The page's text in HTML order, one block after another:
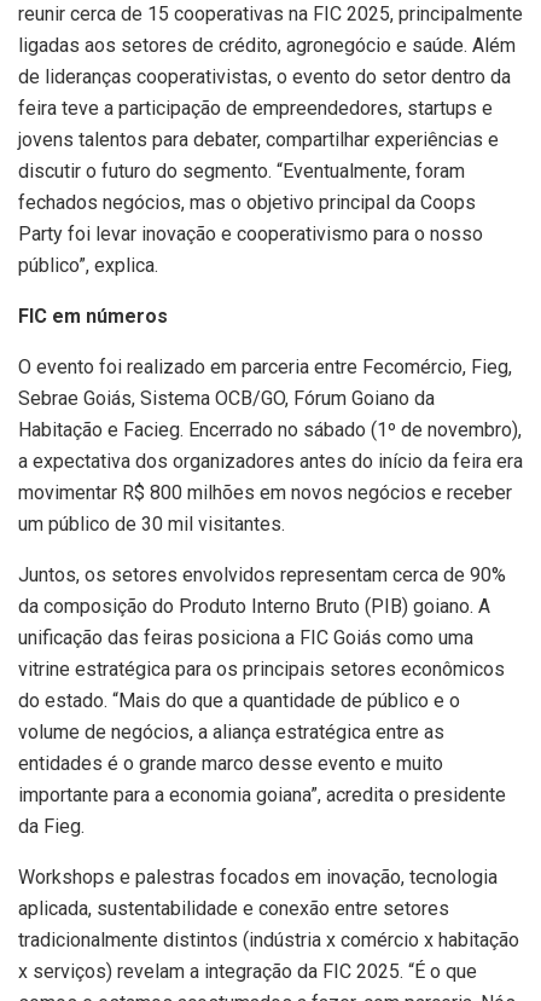
reunir cerca de 15 cooperativas na FIC 2025, principalmente
ligadas aos setores de crédito, agronegócio e saúde. Além
de lideranças cooperativistas, o evento do setor dentro da
feira teve a participação de empreendedores, startups e
jovens talentos para debater, compartilhar experiências e
discutir o futuro do segmento. “Eventualmente, foram
fechados negócios, mas o objetivo principal da Coops
Party foi levar inovação e cooperativismo para o nosso
público”, explica.
FIC em números
O evento foi realizado em parceria entre Fecomércio, Fieg,
Sebrae Goiás, Sistema OCB/GO, Fórum Goiano da
Habitação e Facieg. Encerrado no sábado (1º de novembro),
a expectativa dos organizadores antes do início da feira era
movimentar R$ 800 milhões em novos negócios e receber
um público de 30 mil visitantes.
Juntos, os setores envolvidos representam cerca de 90%
da composição do Produto Interno Bruto (PIB) goiano. A
unificação das feiras posiciona a FIC Goiás como uma
vitrine estratégica para os principais setores econômicos
do estado. “Mais do que a quantidade de público e o
volume de negócios, a aliança estratégica entre as
entidades é o grande marco desse evento e muito
importante para a economia goiana”, acredita o presidente
da Fieg.
Workshops e palestras focados em inovação, tecnologia
aplicada, sustentabilidade e conexão entre setores
tradicionalmente distintos (indústria x comércio x habitação
x serviços) revelam a integração da FIC 2025. “É o que